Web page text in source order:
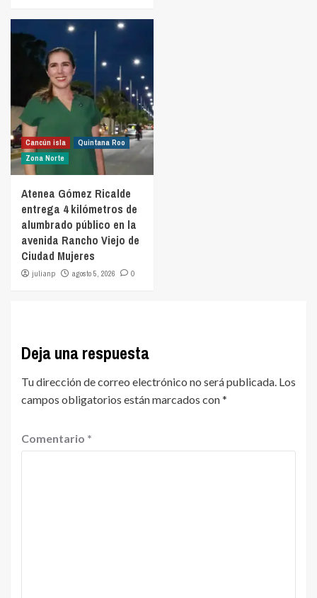
Cancún isla
Quintana Roo
Zona Norte
Atenea Gómez Ricalde
entrega 4 kilómetros de
alumbrado público en la
avenida Rancho Viejo de
Ciudad Mujeres
julianp agosto 5, 2026 0
Deja una respuesta
Tu dirección de correo electrónico no será publicada. Los
campos obligatorios están marcados con*
Comentario *